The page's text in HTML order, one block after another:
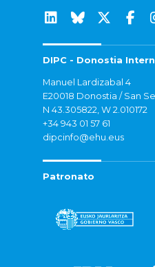
DIPC - Donostia
Manuel Lardizabal 4
E20018 Donostia / San
N 43.305822, W 2.010172
+34 943 01 57 61
dipcinfo@ehu.eus
Patronato